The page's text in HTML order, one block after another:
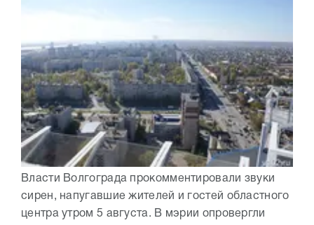
Власти Волгограда прокомментировали звуки
сирен, напугавшие жителей и гостей областного
центра утром 5 августа. В мэрии опровергли